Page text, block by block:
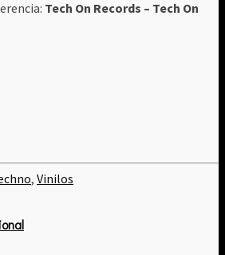
Tech On Records ‎– Tech On
, Vinilos